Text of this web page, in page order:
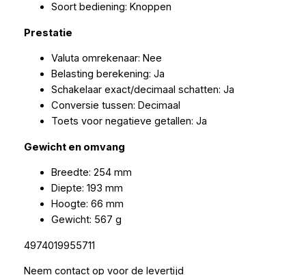
Soort bediening: Knoppen
Prestatie
Valuta omrekenaar: Nee
Belasting berekening: Ja
Schakelaar exact/decimaal schatten: Ja
Conversie tussen: Decimaal
Toets voor negatieve getallen: Ja
Gewicht en omvang
Breedte: 254 mm
Diepte: 193 mm
Hoogte: 66 mm
Gewicht: 567 g
4974019955711
Neem contact op voor de levertijd